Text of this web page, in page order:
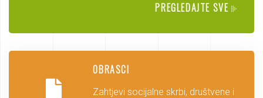
PREGLEDAJTE SVE
OBRASCI
Zahtjevi socijalne skrbi, društvene i